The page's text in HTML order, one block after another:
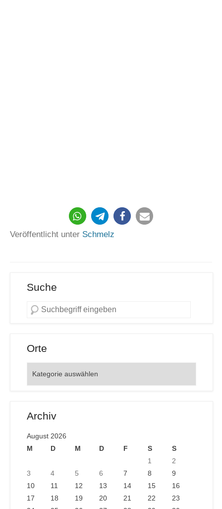
95
Veröffentlicht unter Schmelz
Suche
Orte
Archiv
August 2026
M
D M D F S
S
1
2
3
4 5 6 7 8
9
10
11 12 13 14 15
16
17
18 19 20 21 22
23